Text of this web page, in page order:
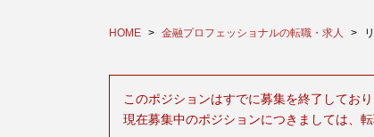
HOME 金融プロフェッショナルの転職・求人
このポジションはすでに募集を終了しており
現在募集中のポジションにつきましては、